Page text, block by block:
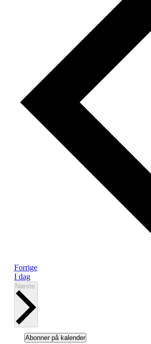
ForrigeBegivenheder
I dag
Næste
Abonner på kalender